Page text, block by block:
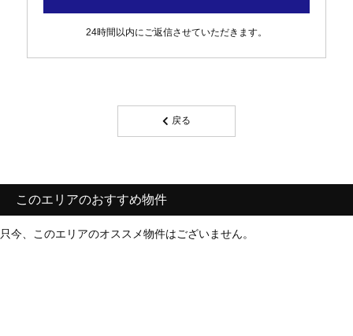
24時間以内にご返信させていただきます。
戻る
このエリアのおすすめ物件
只今、このエリアのオススメ物件はございません。